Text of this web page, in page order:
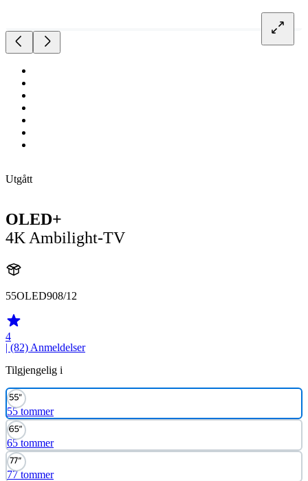
Utgått
OLED+
4K Ambilight-TV
55OLED908/12
4
| (82) Anmeldelser
Tilgjengelig i
55 tommer
65 tommer
77 tommer